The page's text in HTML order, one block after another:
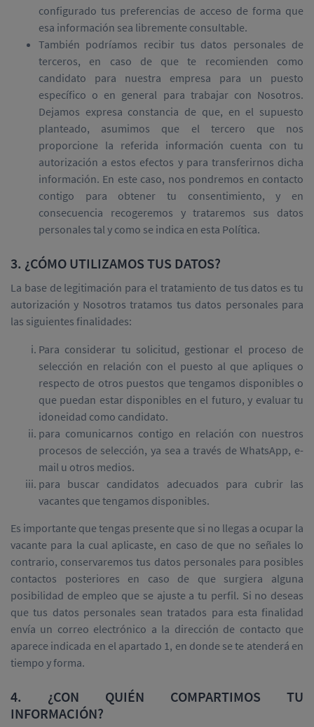
configurado tus preferencias de acceso de forma que
esa información sea libremente consultable.
También podríamos recibir tus datos personales de
terceros, en caso de que te recomienden como
candidato para nuestra empresa para un puesto
específico o en general para trabajar con Nosotros.
Dejamos expresa constancia de que, en el supuesto
planteado, asumimos que el tercero que nos
proporcione la referida información cuenta con tu
autorización a estos efectos y para transferirnos dicha
información. En este caso, nos pondremos en contacto
contigo para obtener tu consentimiento, y en
consecuencia recogeremos y trataremos sus datos
personales tal y como se indica en esta Política.
3. ¿CÓMO UTILIZAMOS TUS DATOS?
La base de legitimación para el tratamiento de tus datos es tu
autorización y Nosotros tratamos tus datos personales para
las siguientes finalidades:
Para considerar tu solicitud, gestionar el proceso de
selección en relación con el puesto al que apliques o
respecto de otros puestos que tengamos disponibles o
que puedan estar disponibles en el futuro, y evaluar tu
idoneidad como candidato.
para comunicarnos contigo en relación con nuestros
procesos de selección, ya sea a través de WhatsApp, e-
mail u otros medios.
para buscar candidatos adecuados para cubrir las
vacantes que tengamos disponibles.
Es importante que tengas presente que si no llegas a ocupar la
vacante para la cual aplicaste, en caso de que no señales lo
contrario, conservaremos tus datos personales para posibles
contactos posteriores en caso de que surgiera alguna
posibilidad de empleo que se ajuste a tu perfil. Si no deseas
que tus datos personales sean tratados para esta finalidad
envía un correo electrónico a la dirección de contacto que
aparece indicada en el apartado 1, en donde se te atenderá en
tiempo y forma.
4. ¿CON QUIÉN COMPARTIMOS TU
INFORMACIÓN?